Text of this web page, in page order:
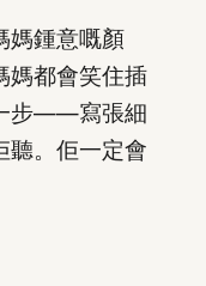
媽鍾意嘅顏
媽都會笑住插
步——寫張細
聽。佢一定會